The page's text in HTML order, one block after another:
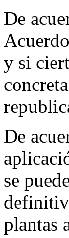
De
y si
De
se
plantas